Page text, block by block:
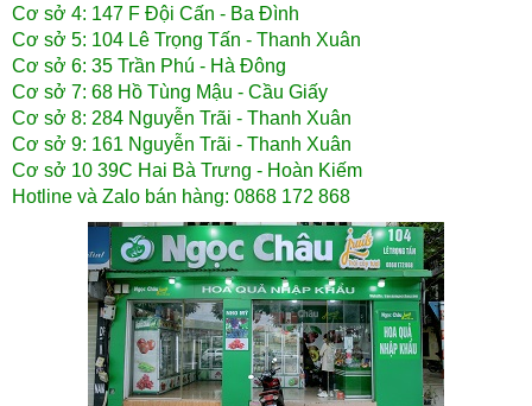
Cơ sở 4: 147 F Đội Cấn - Ba Đình
Cơ sở 5: 104 Lê Trọng Tấn - Thanh Xuân
Cơ sở 6: 35 Trần Phú - Hà Đông
Cơ sở 7: 68 Hồ Tùng Mậu - Cầu Giấy
Cơ sở 8: 284 Nguyễn Trãi - Thanh Xuân
Cơ sở 9: 161 Nguyễn Trãi - Thanh Xuân
Cơ sở 10 39C Hai Bà Trưng - Hoàn Kiếm
Hotline và Zalo bán hàng: 0868 172 868